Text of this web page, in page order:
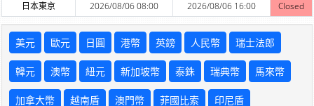
日本東京
2026/08/06 08:00 2026/08/06 16:00 Closed
美元 歐元 日圓 港幣 英鎊 人民幣 瑞士法郎
韓元 澳幣 紐元 新加坡幣 泰銖 瑞典幣 馬來幣
加拿大幣 越南盾 澳門幣 菲國比索 印尼盾